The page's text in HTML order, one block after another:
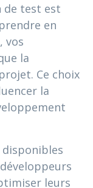
de test est
en
vos
la
Ce choix
la
disponibles
leurs